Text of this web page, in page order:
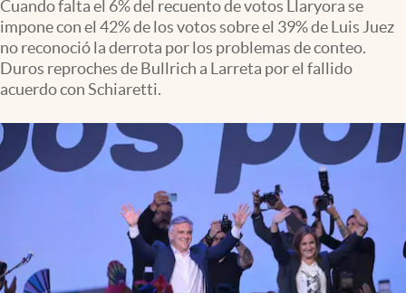
Apertura
Infotechnology
Clase
Clima
Mundial 2026
Mediakit
Cuando falta el 6% del recuento de votos Llaryora se
impone con el 42% de los votos sobre el 39% de Luis Juez
no reconoció la derrota por los problemas de conteo.
Duros reproches de Bullrich a Larreta por el fallido
acuerdo con Schiaretti.